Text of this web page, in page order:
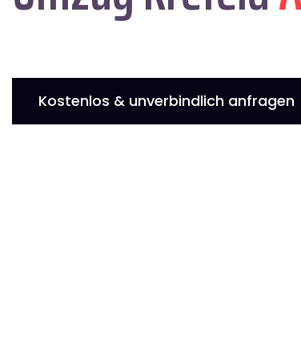
Kostenlos & unverbindlich anfragen